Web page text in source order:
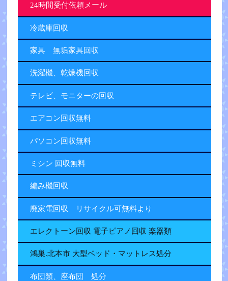
24時間受付依頼メール
冷蔵庫回収
家具 無垢家具回収
洗濯機、乾燥機回収
テレビ、モニターの回収
エアコン回収無料
パソコン回収無料
ミシン 回収無料
編み機回収
廃家電回収 リサイクル可無料より
エレクトーン回収 電子ピアノ回収 楽器類
鴻巣.北本市 大型ベッド・マットレス処分
布団類、座布団 処分